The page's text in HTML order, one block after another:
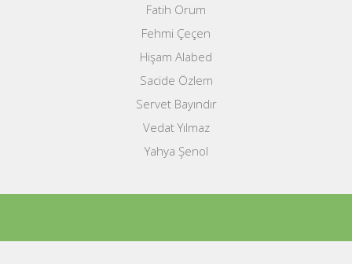
Fatih Orum
Fehmi Çeçen
Hişam Alabed
Sacide Özlem
Servet Bayındır
Vedat Yılmaz
Yahya Şenol